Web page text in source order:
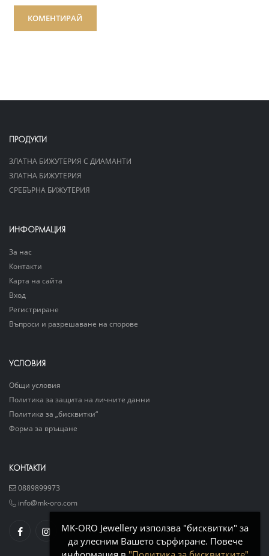
КОМЕНТИРАЙ
ПРОДУКТИ
ЗЛАТНА БИЖУТЕРИЯ С ДИАМАНТИ
ЗЛАТНА БИЖУТЕРИЯ
СРЕБЪРНА БИЖУТЕРИЯ
ИНФОРМАЦИЯ
За нас
Контакти
Карта на сайта
Вход
Регистриране
Въпроси и разрешаване на спорове
УСЛОВИЯ
Общи условия
Политика за защита на личните данни
Политика за „бисквитки“
Форма за връщане
КОНТАКТИ
0889899973
info@mk-oro.com
MK-ORO Jewellery използва "бисквитки" за
да улесним Вашето сърфиране. Повече